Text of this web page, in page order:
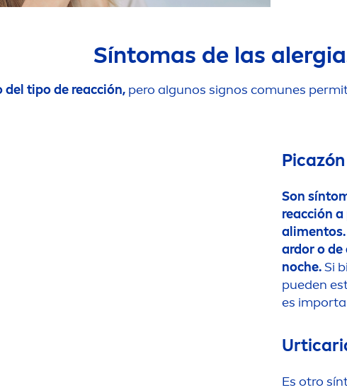
Síntomas de las
del tipo de reacción, pero algunos signos comunes
Son
reacción
alimen
ardor o
noche.Si
pueden
es
Es otro